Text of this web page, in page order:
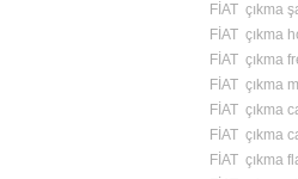
FİAT çıkma
FİAT çıkma
FİAT çıkma
FİAT çıkma
FİAT çıkma
FİAT çıkma
FİAT çıkma